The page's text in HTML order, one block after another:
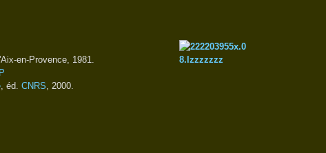
en-Provence, 1981.
, éd. CNRS, 2000.